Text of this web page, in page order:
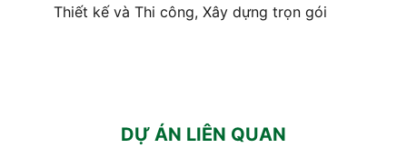
Thiết kế và Thi công, Xây dựng trọn gói
DỰ ÁN LIÊN QUAN